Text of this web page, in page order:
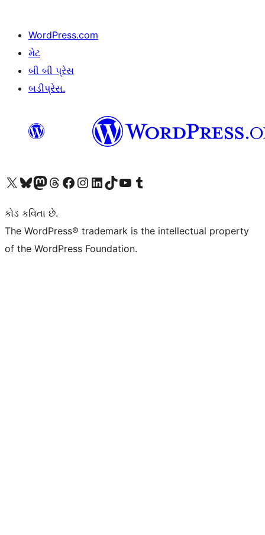
WordPress.com
મેટ
બી બી પ્રેસ
બડીપ્રેસ.
અમારા X (અગાઉ ટ્વિટર) એકાઉન્ટની મુલાકાત લોઅમારા Bluesky એકાઉન્ટની મુલાકાત લોઅમારા માસ્ટોડોન એકાઉન્ટની મુલાકાત લોઅમારા Threads એકાઉન્ટની મુલાકાત લો અમારા ફેસબુક પેજની મુલાકાત લોઅમારા ઇન્સ્ટાગ્રામ એકાઉન્ટની મુલાકાત લો અમારા LinkedIn એકાઉન્ટની મુલાકાત લોઅમારા TikTok એકાઉન્ટની મુલાકાત લોઅમારી YouTube ચેનલની મુલાકાત લો અમારા Tumblr એકાઉન્ટની મુલાકાત લો
કોડ કવિતા છે.
The WordPress® trademark is the intellectual property
of the WordPress Foundation.